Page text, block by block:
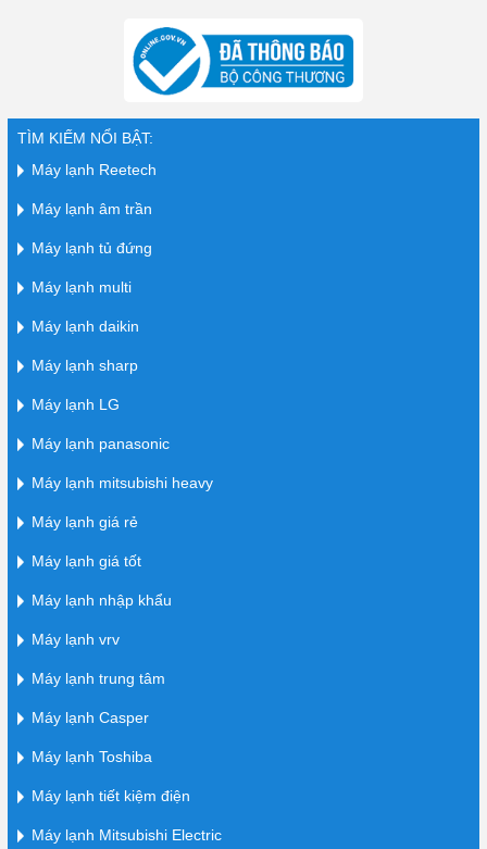
TÌM KIẾM NỔI BẬT:
Máy lạnh Reetech
Máy lạnh âm trần
Máy lạnh tủ đứng
Máy lạnh multi
Máy lạnh daikin
Máy lạnh sharp
Máy lạnh LG
Máy lạnh panasonic
Máy lạnh mitsubishi heavy
Máy lạnh giá rẻ
Máy lạnh giá tốt
Máy lạnh nhập khẩu
Máy lạnh vrv
Máy lạnh trung tâm
Máy lạnh Casper
Máy lạnh Toshiba
Máy lạnh tiết kiệm điện
Máy lạnh Mitsubishi Electric